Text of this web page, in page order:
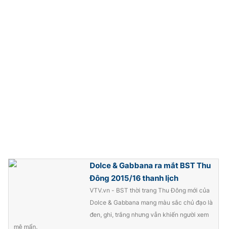
VTV9 VTV8
English
Dolce & Gabbana ra mắt BST Thu
Đông 2015/16 thanh lịch
VTV.vn - BST thời trang Thu Đông mới của
Dolce & Gabbana mang màu sắc chủ đạo là
đen, ghi, trắng nhưng vẫn khiến người xem
mê mẩn.